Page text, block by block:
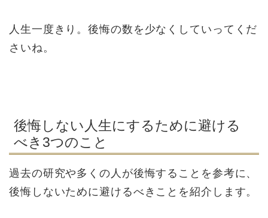
人生一度きり。後悔の数を少なくしていってくだ
さいね。
後悔しない人生にするために避ける
べき3つのこと
過去の研究や多くの人が後悔することを参考に、
後悔しないために避けるべきことを紹介します。